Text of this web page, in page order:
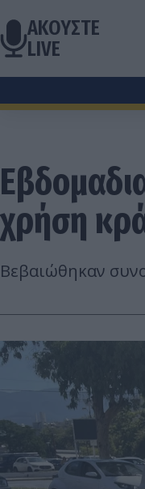
ΑΚΟΥΣΤΕ
LIVE
χρήση
Βεβαιώθηκαν